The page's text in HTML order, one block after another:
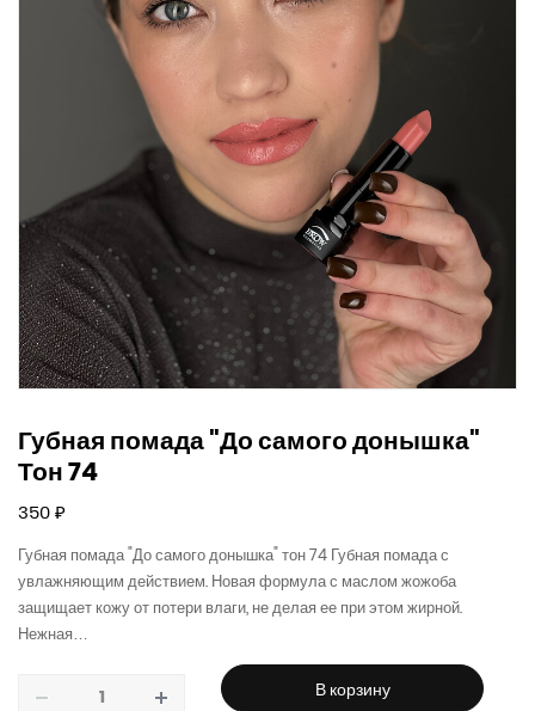
Губная помада "До самого донышка"
Тон 74
Обычная
350 ₽
Губная помада "До самого донышка" тон 74 Губная помада с
увлажняющим действием. Новая формула с маслом жожоба
защищает кожу от потери влаги, не делая ее при этом жирной.
Нежная…
remove add В корзину